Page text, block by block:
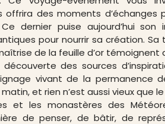
offrira des moments d’échanges
Ce dernier puise aujourd’hui
pour nourrir sa création.
de la feuille d’or témoignent
des sources
vivant de la permanence
et rien n’est aussi vieux que le
et les monastères des
de penser, de bâtir, de